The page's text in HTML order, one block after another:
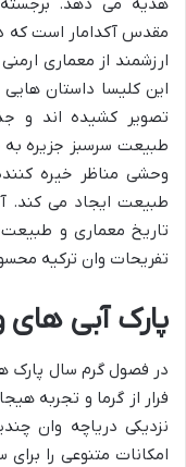
هدیه می دهد.
مقدس آکدامار است که
ارزشمند از معماری
این کلیسا داستان
تصویر کشیده اند و
طبیعت سرسبز جزیره
وحشی مناظر خیره
طبیعت ایجاد می کند.
تاریخ معماری و
تفریحات وان ترکیه
پارک آبی های
در فصول گرم سال پارک
فرار از گرما و تجربه
نزدیکی دریاچه وان
امکانات متنوعی را